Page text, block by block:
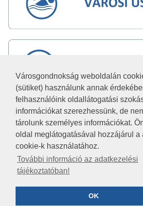
Városgondnokság weboldalán
(sütiket) használunk annak
felhasználóink oldallátogatási
információkat szerezhessünk, de
tárolunk személyes információkat.
oldal meglátogatásával hozzájárul a
cookie-k használatához.
További információ az adatkezelési
tájékoztatóban!
OK
IMPRESSZUM
JOGI NYILATKOZAT
AKADÁLYMENTESÍTÉSI NYILATKOZAT
KÖZÉRDEKŰ ADATOK